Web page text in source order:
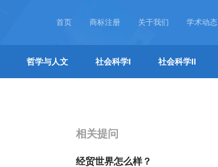
首页 商标注册 关于我们 学术动态
哲学与人文 社会科学I 社会科学II
相关提问
经贸世界怎么样？